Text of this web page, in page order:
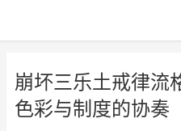
崩坏三乐土戒律流
色彩与制度的协奏